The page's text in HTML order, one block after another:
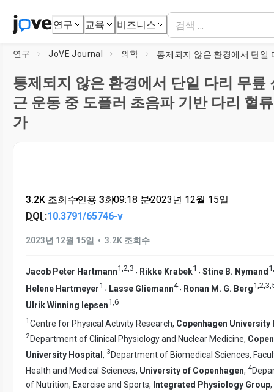
연구 교육 비즈니스
연구 JoVE Journal 의학
통제되지 않은 환경에서 단일 다리 무릎
근 운동 중 도플러 초음파 기반 다리 혈
가
3.2K 조회수•인용 3회•09:18 분•2023년 12월 15일
DOI :10.3791/65746-v
2023년 12월 15일 • 3.2K 조회수
Jacob Peter Hartmann1,2,3 , Rikke Krabek1 , Stine B. Nymand 1,
Helene Hartmeyer1 , Lasse Gliemann4, Ronan M. G. Berg1 2 3
Ulrik Winning Iepsen1,6
1 Centre for Physical Activity Research, Copenhagen University
2Department of Clinical Physiology and Nuclear Medicine,
University Hospital , 3 Department of Biomedical Sciences,
Health and Medical Sciences, University of Copenhagen, 4
of Nutrition, Exercise and Sports, Integrated Physiology Group,